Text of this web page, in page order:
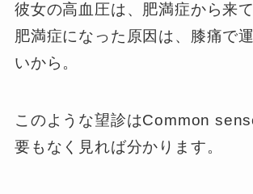
彼女の高血圧は、肥満症から来て
肥満症になった原因は、膝痛で
いから。
このような望診はCommon
要もなく見れば分かります。